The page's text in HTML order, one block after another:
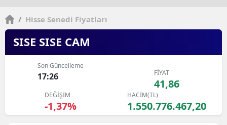
/ Hisse Senedi Fiyatları
SISE SISE CAM
Son Güncelleme
17:26 FİYAT
41,86
DEĞİŞİM
-1,37%
HACİM(TL)
1.550.776.467,20